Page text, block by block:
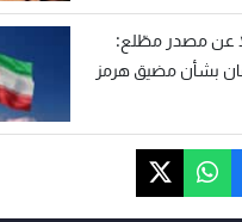
عن مصدر مطّلع:
بشأن مضيق هرمز